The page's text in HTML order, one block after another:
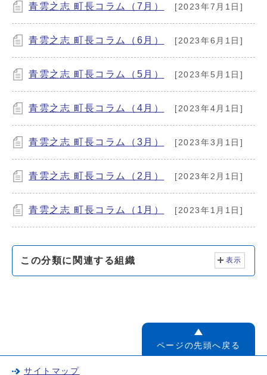
青雲之志 町長コラム（7月） [2023年7月1日]
青雲之志 町長コラム（6月） [2023年6月1日]
青雲之志 町長コラム（5月） [2023年5月1日]
青雲之志 町長コラム（4月） [2023年4月1日]
青雲之志 町長コラム（3月） [2023年3月1日]
青雲之志 町長コラム（2月） [2023年2月1日]
青雲之志 町長コラム（1月） [2023年1月1日]
この分類に関連する組織 表示
ページの先頭へ戻る
サイトマップ